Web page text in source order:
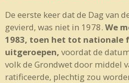
De eerste keer dat de Dag van
gevierd, was niet in 1978. We
1983, toen het tot nationale
uitgeroepen, voordat de
volk de Grondwet door middel
ratificeerde, plechtig zou